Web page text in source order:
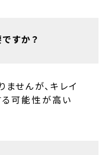
すか？
せんが、キレイ
可能性が高い